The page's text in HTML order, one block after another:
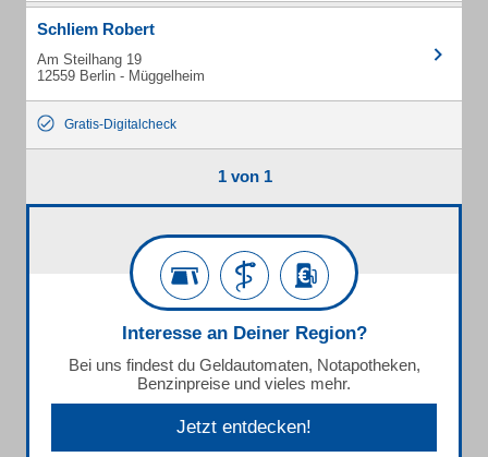
Schliem Robert
Am Steilhang 19
12559 Berlin - Müggelheim
Gratis-Digitalcheck
1 von 1
Interesse an Deiner Region?
Bei uns findest du Geldautomaten, Notapotheken,
Benzinpreise und vieles mehr.
Jetzt entdecken!